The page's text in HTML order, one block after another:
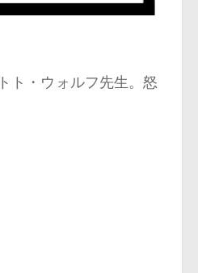
ト・ウォルフ先生。怒